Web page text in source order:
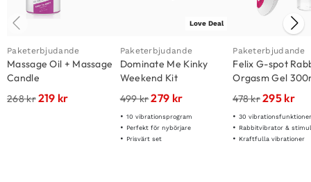
Paketerbjudande
Massage Oil + Massage
Candle
268kr219 kr
Love Deal
Paketerbjudande
Dominate Me Kinky
Weekend Kit
499kr279 kr
10 vibrationsprogram
Perfekt för nybörjare
Prisvärt set
Paketerbjudande
Felix G-spot
Orgasm Gel
478kr295 kr
30
Rabbitvibrator &
Kraftfulla vibrationer